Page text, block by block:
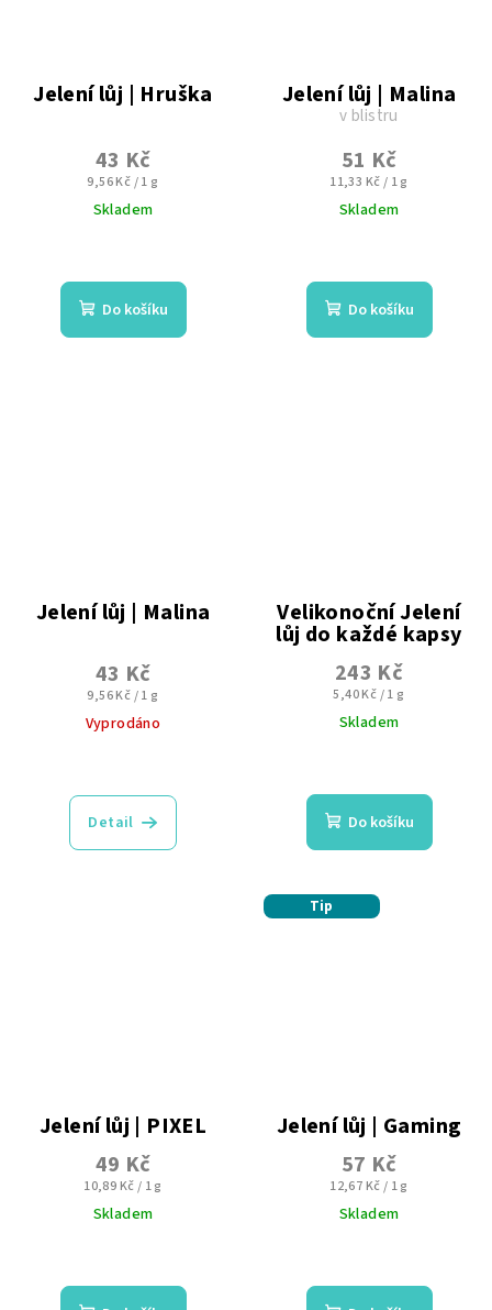
Jelení lůj | Hruška
43 Kč
Měrná
cena:
9,56 Kč / 1 g
Skladem
produktu
je
5,0
Do košíku
Jelení lůj | Malina
v blistru
51 Kč
Měrná
cena:
11,33 Kč / 1 g
Skladem
Do košíku
Jelení lůj | Malina
43 Kč
Měrná
cena:
9,56 Kč / 1 g
Vyprodáno
produktu
je
5,0
Detail
Velikonoční Jelení
lůj do každé kapsy
Třešeň, Meloun +
Tradiční)
243 Kč
Měrná
cena:
5,40 Kč / 1 g
Skladem
produktu
je
5,0
5
hvězdiček.
Do košíku
Jelení lůj | PIXEL
49 Kč
Měrná
cena:
10,89 Kč / 1 g
Skladem
Tip
Jelení lůj | Gaming
57 Kč
Měrná
cena:
12,67 Kč / 1 g
Skladem
produktu